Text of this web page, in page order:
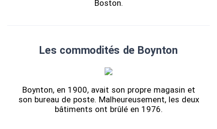
Boston.
Les commodités de Boynton
Boynton, en 1900, avait son propre magasin et
son bureau de poste. Malheureusement, les deux
bâtiments ont brûlé en 1976.